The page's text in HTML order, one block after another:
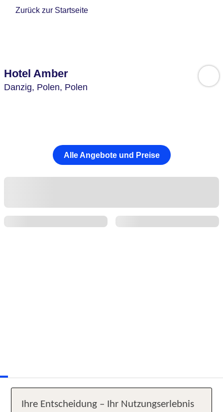
Zurück zur Startseite
Hotel Amber
Danzig, Polen, Polen
Alle Angebote und Preise
Ihre Entscheidung – Ihr Nutzungserlebnis